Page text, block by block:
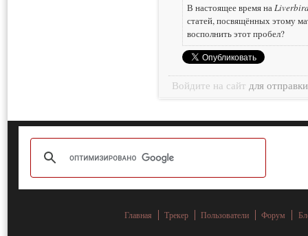
В настоящее время на
статей, посвящённых этому
восполнить этот пробел?
Войдите на сайт для
Главная Трекер Пользователи Форум